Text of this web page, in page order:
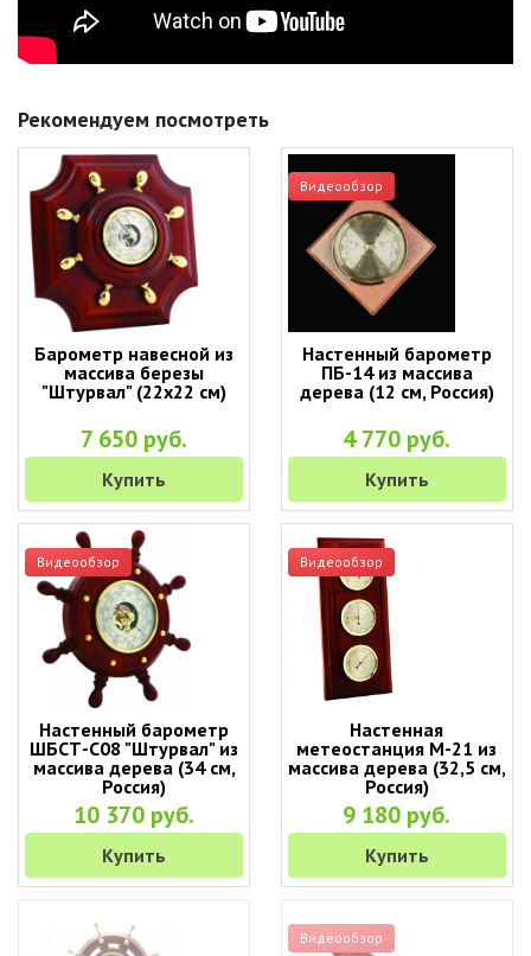
Рекомендуем посмотреть
Барометр навесной из
массива березы
"Штурвал" (22х22 см)
7 650 руб.
Купить
Видеообзор
Настенный барометр
ПБ-14 из массива
дерева (12 см, Россия)
4 770 руб.
Купить
Видеообзор
Настенный барометр
ШБСТ-С08 "Штурвал" из
массива дерева (34 см,
Россия)
10 370 руб.
Купить
Видеообзор
Настенная
метеостанция М-21 из
массива дерева (32,5 см,
Россия)
9 180 руб.
Купить
Видеообзор